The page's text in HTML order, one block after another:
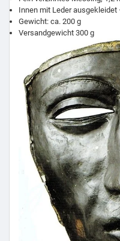
Innen mit Leder
Gewicht: ca. 200 g
Versandgewicht 300 g